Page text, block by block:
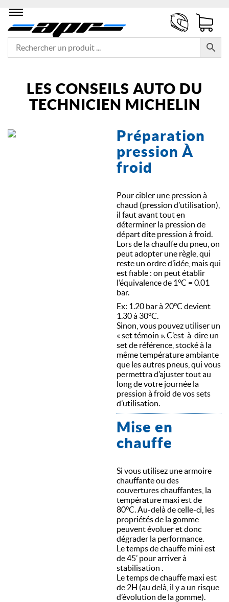
LES CONSEILS AUTO DU
TECHNICIEN MICHELIN
Préparation
pression À
froid
Pour cibler une pression à
chaud (pression d’utilisation),
il faut avant tout en
déterminer la pression de
départ dite pression à froid.
Lors de la chauffe du pneu, on
peut adopter une règle, qui
reste un ordre d’idée, mais qui
est fiable : on peut établir
l’équivalence de 1°C = 0.01
bar.
Ex: 1.20 bar à 20°C devient
1.30 à 30°C.
Sinon, vous pouvez utiliser un
« set témoin ». C’est-à-dire un
set de référence, stocké à la
même température ambiante
que les autres pneus, qui vous
permettra d’ajuster tout au
long de votre journée la
pression à froid de vos sets
d’utilisation.
Mise en
chauffe
Si vous utilisez une armoire
chauffante ou des
couvertures chauffantes, la
température maxi est de
80°C. Au-delà de celle-ci, les
propriétés de la gomme
peuvent évoluer et donc
dégrader la performance.
Le temps de chauffe mini est
de 45’ pour arriver à
stabilisation .
Le temps de chauffe maxi est
de 2H (au delà, il y a un risque
d’évolution de la gomme).